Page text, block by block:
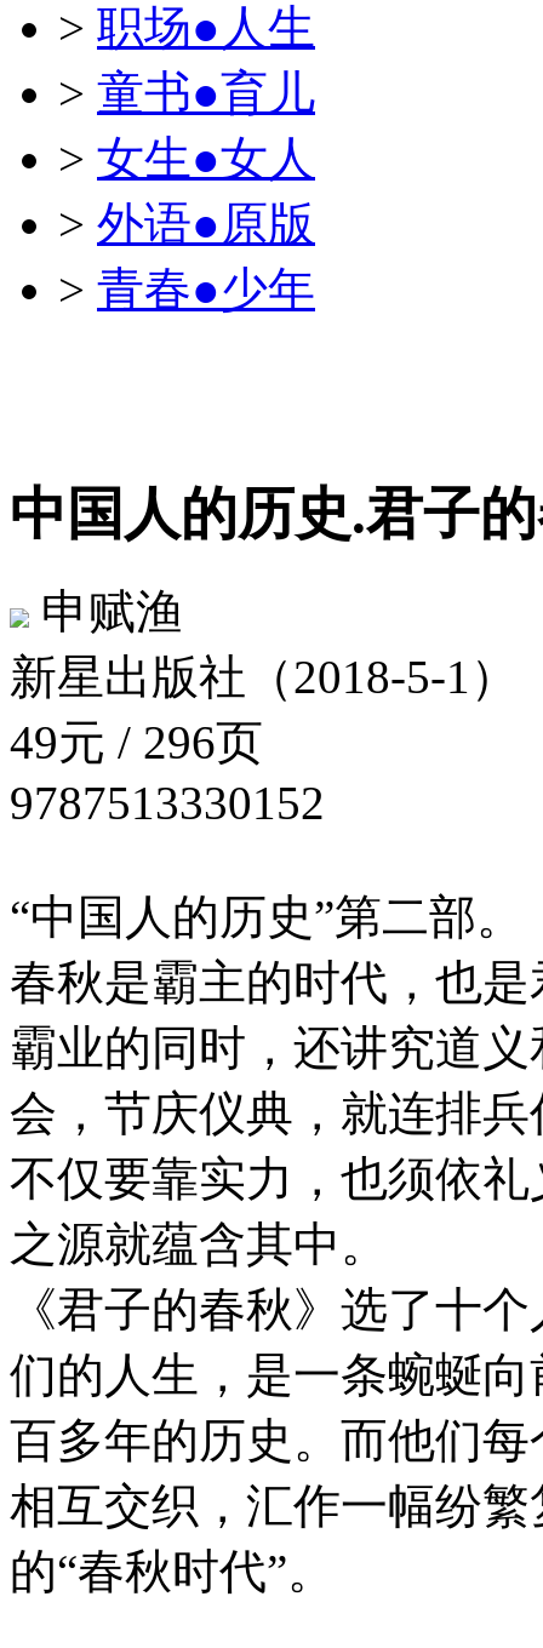
> 职场●人生
> 童书●育儿
> 女生●女人
> 外语●原版
> 青春●少年
中国人的历史.君子
申赋渔
新星出版社（2018-5-1）
49元 / 296页
9787513330152
“中国人的历史”第二部。
春秋是霸主的时代，也
霸业的同时，还讲究道
会，节庆仪典，就连排
不仅要靠实力，也须依
之源就蕴含其中。
《君子的春秋》选了十
们的人生，是一条蜿蜒
百多年的历史。而他们
相互交织，汇作一幅纷
的“春秋时代”。